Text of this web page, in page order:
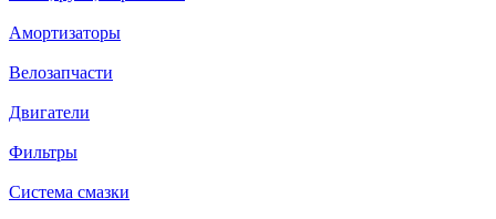
Амортизаторы
Велозапчасти
Двигатели
Фильтры
Система смазки